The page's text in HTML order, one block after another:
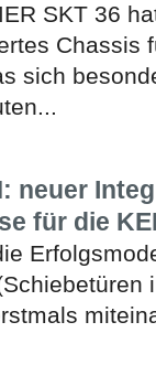
SKT 36
Chassis
sich
neuer
für die